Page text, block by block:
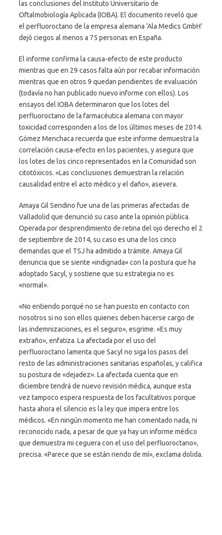
las conclusiones del Instituto Universitario de
Oftalmobiología Aplicada (IOBA). El documento reveló que
el perfluoroctano de la empresa alemana ‘Ala Medics GmbH’
dejó ciegos al menos a 75 personas en España.
El informe confirma la causa-efecto de este producto
mientras que en 29 casos falta aún por recabar información
mientras que en otros 9 quedan pendientes de evaluación
(todavía no han publicado nuevo informe con ellos). Los
ensayos del IOBA determinaron que los lotes del
perfluoroctano de la farmacéutica alemana con mayor
toxicidad corresponden a los de los últimos meses de 2014.
Gómez Menchaca recuerda que este informe demuestra la
correlación causa-efecto en los pacientes, y asegura que
los lotes de los cinco representados en la Comunidad son
citotóxicos. «Las conclusiones demuestran la relación
causalidad entre el acto médico y el daño», asevera.
Amaya Gil Sendino fue una de las primeras afectadas de
Valladolid que denunció su caso ante la opinión pública.
Operada por desprendimiento de retina del ojo derecho el 2
de septiembre de 2014, su caso es una de los cinco
demandas que el TSJ ha admitido a trámite. Amaya Gil
denuncia que se siente «indignada» con la postura que ha
adoptado Sacyl, y sostiene que su estrategia no es
«normal».
«No entiendo porqué no se han puesto en contacto con
nosotros si no son ellos quienes deben hacerse cargo de
las indemnizaciones, es el seguro», esgrime. «Es muy
extraño», enfatiza. La afectada por el uso del
perfluoroctano lamenta que Sacyl no siga los pasos del
resto de las administraciones sanitarias españolas, y califica
su postura de «dejadez». La afectada cuenta que en
diciembre tendrá de nuevo revisión médica, aunque esta
vez tampoco espera respuesta de los facultativos porque
hasta ahora el silencio es la ley que impera entre los
médicos. «En ningún momento me han comentado nada, ni
reconocido nada, a pesar de que ya hay un informe médico
que demuestra mi ceguera con el uso del perfluoroctano»,
precisa. «Parece que se están riendo de mí», exclama dolida.